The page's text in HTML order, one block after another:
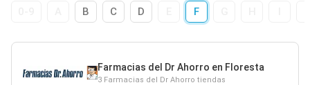
B C D F
Farmacias del Dr Ahorro en Floresta
3 Farmacias del Dr Ahorro tiendas